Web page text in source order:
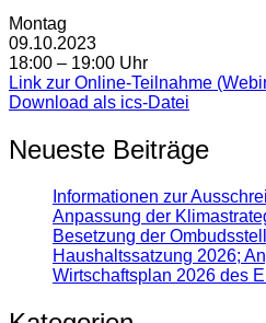
Montag
09.10.2023
18:00 – 19:00 Uhr
Link zur Online-Teilnahme
Download als ics-Datei
Neueste Beiträge
Informationen zur
Anpassung der
Besetzung der
Haushaltssatzung 2026;
Wirtschaftsplan 2026 des